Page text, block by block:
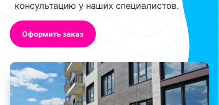
консультацию у наших специалистов.
Оформить заказ